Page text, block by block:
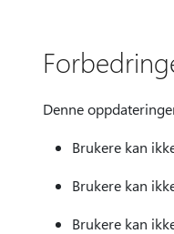
Denne
Brukere kan
Brukere kan
Brukere kan